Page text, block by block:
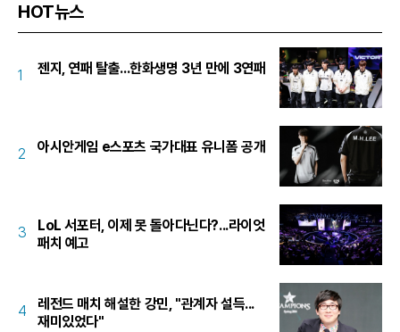
HOT뉴스
1 젠지, 연패 탈출...한화생명 3년 만에 3연패
2 아시안게임 e스포츠 국가대표 유니폼 공개
3
LoL 서포터, 이제 못 돌아다닌다?...라이엇
패치 예고
4
레전드 매치 해설한 강민, "관계자 설득...
재미있었다"